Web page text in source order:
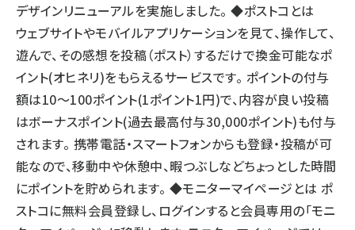
デザインリニューアルを実施しました。 ◆ポストコとは
ウェブサイトやモバイルアプリケーションを見て、操作して、
遊んで、その感想を投稿（ポスト）するだけで換金可能なポ
イント(オヒネリ)をもらえるサービスです。 ポイントの付与
額は10～100ポイント(1ポイント1円)で、内容が良い投稿
はボーナスポイント(過去最高付与30,000ポイント)も付与
されます。 携帯電話・スマートフォンからも登録・投稿が可
能なので、移動中や休憩中、暇つぶしなどちょっとした時間
にポイントを貯められます。 ◆モニターマイページとは ポ
ストコに無料会員登録し、ログインすると会員専用の「モニ